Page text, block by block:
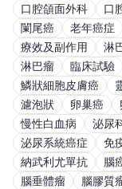
口腔頜面外科
口
闌尾癌
老年癌症
療效及副作用
淋
淋巴瘤
臨床試驗
鱗狀細胞皮膚癌
濾泡狀
卵巢癌
慢性白血病
泌尿
泌尿系統癌症
免
納武利尤單抗
腦
腦垂體瘤
腦膠質